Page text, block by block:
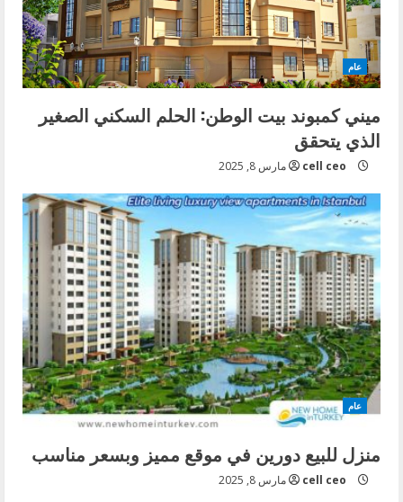
عام
ميني كمبوند بيت الوطن: الحلم السكني الصغير
الذي يتحقق
cell ceo مارس 8, 2025
عام
منزل للبيع دورين في موقع مميز وبسعر مناسب
cell ceo مارس 8, 2025